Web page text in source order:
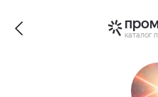
каталог